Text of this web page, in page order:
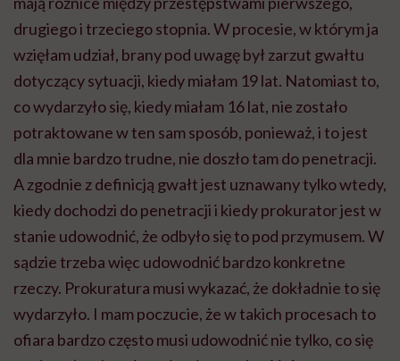
drugiego i trzeciego stopnia. W procesie, w którym ja
wzięłam udział, brany pod uwagę był zarzut gwałtu
dotyczący sytuacji, kiedy miałam 19 lat. Natomiast to,
co wydarzyło się, kiedy miałam 16 lat, nie zostało
potraktowane w ten sam sposób, ponieważ, i to jest
dla mnie bardzo trudne, nie doszło tam do penetracji.
A zgodnie z definicją gwałt jest uznawany tylko wtedy,
kiedy dochodzi do penetracji i kiedy prokurator jest w
stanie udowodnić, że odbyło się to pod przymusem. W
sądzie trzeba więc udowodnić bardzo konkretne
rzeczy. Prokuratura musi wykazać, że dokładnie to się
wydarzyło. I mam poczucie, że w takich procesach to
ofiara bardzo często musi udowodnić nie tylko, co się